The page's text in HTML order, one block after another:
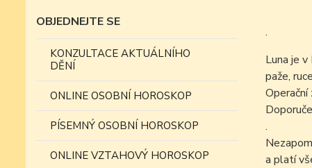
OBJEDNEJTE SE
KONZULTACE AKTUÁLNÍHO
DĚNÍ
ONLINE OSOBNÍ HOROSKOP
PÍSEMNÝ OSOBNÍ HOROSKOP
ONLINE VZTAHOVÝ HOROSKOP
.
Luna je
paže,
Operační
.
a platí